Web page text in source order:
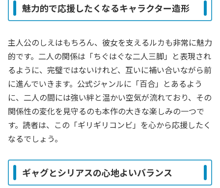
魅力的で応援したくなるキャラクター造形
主人公のしえはもちろん、彼女を支えるルカも非常に魅力
的です。二人の関係は「ちぐはぐな二人三脚」と表現され
るように、完璧ではないけれど、互いに補い合いながら前
に進んでいきます。公式ジャンルに「百合」とあるよう
に、二人の間には強い絆と温かい空気が流れており、その
関係性の変化を見守るのも本作の大きな楽しみの一つで
す。読者は、この「ギリギリコンビ」を心から応援したく
なるでしょう。
ギャグとシリアスの心地よいバランス